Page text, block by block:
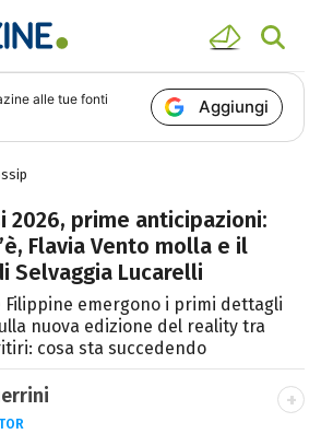
alle tue fonti
Aggiungi
2026, prime anticipazioni:
Flavia Vento molla e il
Selvaggia Lucarelli
emergono i primi dettagli
nuova edizione del reality tra
cosa sta succedendo